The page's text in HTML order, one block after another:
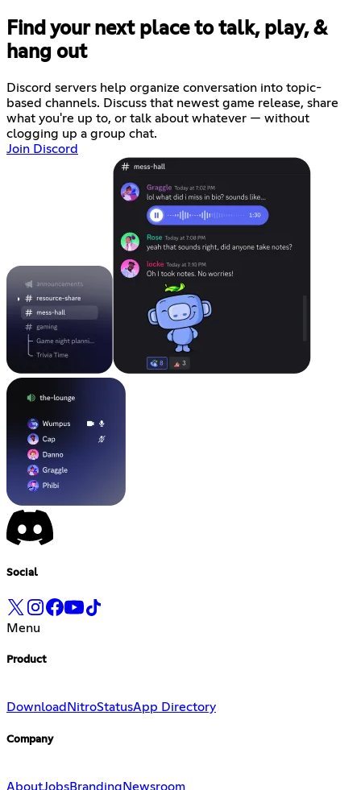
Find your next place to talk, play, &
hang out
Discord servers help organize conversation into topic-
based channels. Discuss that newest game release, share
what you're up to, or talk about whatever — without
clogging up a group chat.
Join Discord
Social
Menu
Product
Download NitroStatusApp Directory
Company
AboutJobsBranding Newsroom